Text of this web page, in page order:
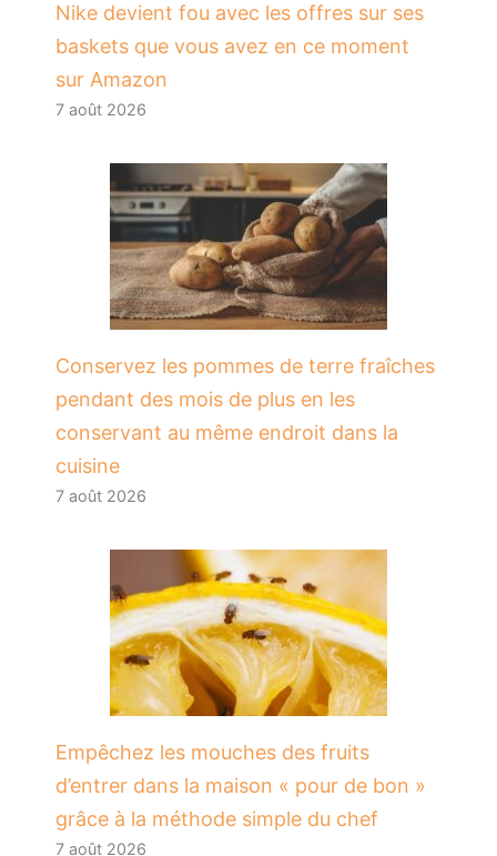
Nike devient fou avec les offres sur ses
baskets que vous avez en ce moment
sur Amazon
7 août 2026
Conservez les pommes de terre fraîches
pendant des mois de plus en les
conservant au même endroit dans la
cuisine
7 août 2026
​Empêchez les mouches des fruits
d’entrer dans la maison « pour de bon »
grâce à la méthode simple du chef
7 août 2026